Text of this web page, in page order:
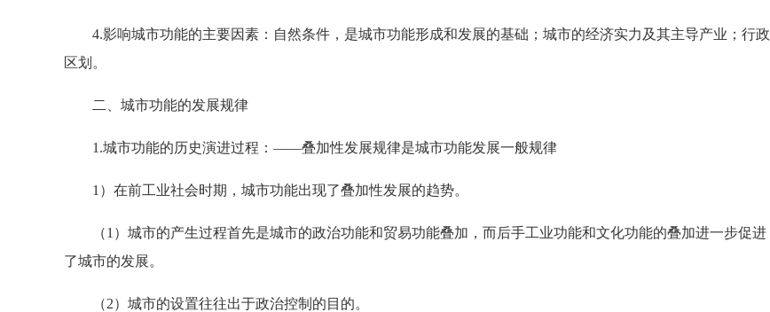
4.影响城市功能的主要因素：自然条件，是城市功能形成和发展的基础；城市的经济实力及其主导产业；行政
区划。
二、城市功能的发展规律
1.城市功能的历史演进过程：——叠加性发展规律是城市功能发展一般规律
1）在前工业社会时期，城市功能出现了叠加性发展的趋势。
（1）城市的产生过程首先是城市的政治功能和贸易功能叠加，而后手工业功能和文化功能的叠加进一步促进
了城市的发展。
（2）城市的设置往往出于政治控制的目的。